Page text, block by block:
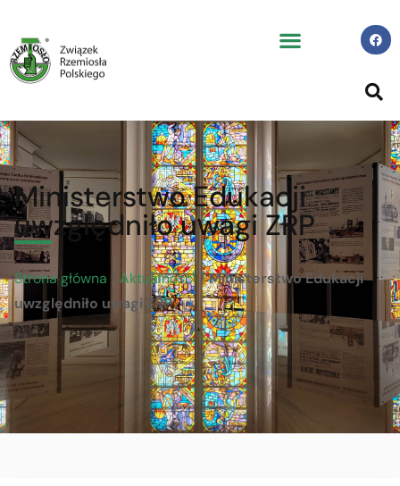
Ministerstwo Edukacji
uwzględniło uwagi ZRP
Strona główna / Aktualności/Ministerstwo Edukacji
uwzględniło uwagi ZRP